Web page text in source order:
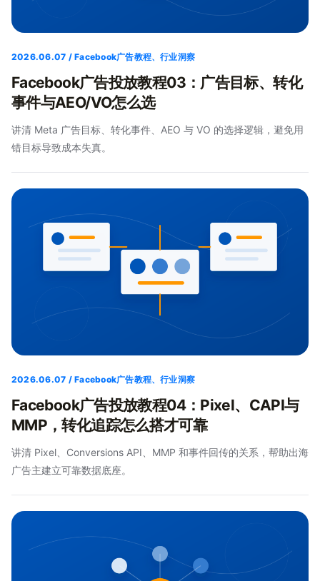
2026.06.07 / Facebook广告教程、行业洞察
Facebook广告投放教程03：广告目标、转化
事件与AEO/VO怎么选
讲清 Meta 广告目标、转化事件、AEO 与 VO 的选择逻辑，避免用
错目标导致成本失真。
2026.06.07 / Facebook广告教程、行业洞察
Facebook广告投放教程04：Pixel、CAPI与
MMP，转化追踪怎么搭才可靠
讲清 Pixel、Conversions API、MMP 和事件回传的关系，帮助出海
广告主建立可靠数据底座。